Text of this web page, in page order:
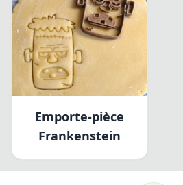
Emporte-pièce
Frankenstein